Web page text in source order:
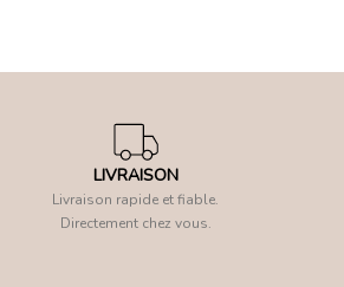
LIVRAISON
Livraison rapide et fiable.
Directement chez vous.